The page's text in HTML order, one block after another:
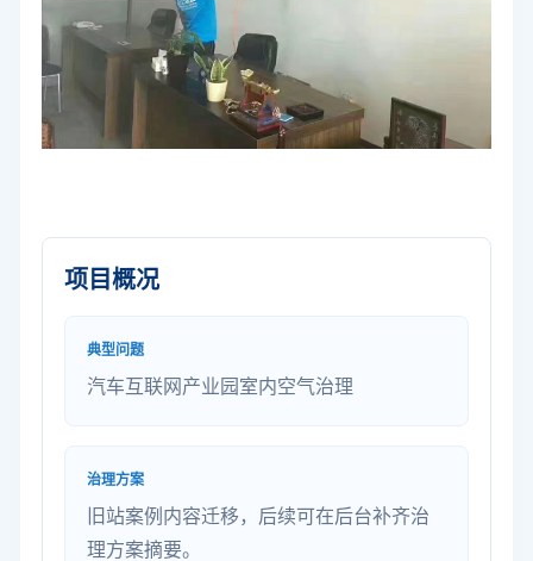
项目概况
典型问题
汽车互联网产业园室内空气治理
治理方案
旧站案例内容迁移，后续可在后台补齐治
理方案摘要。